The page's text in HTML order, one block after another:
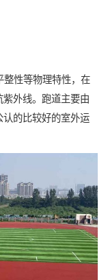
整性等物理特性，在
外线。跑道主要由
的比较好的室外运